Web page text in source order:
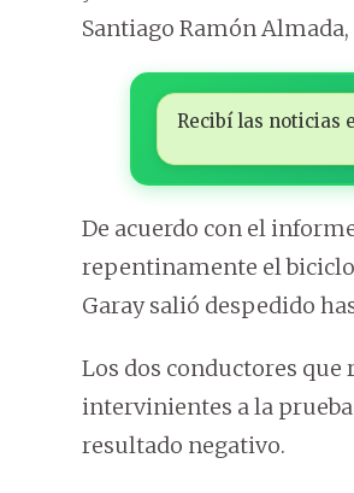
Santiago Ramón Almada,
Recibí las noticias
De acuerdo con el
repentinamente el
Garay salió despedido
Los dos conductores
intervinientes a la
resultado negativo.